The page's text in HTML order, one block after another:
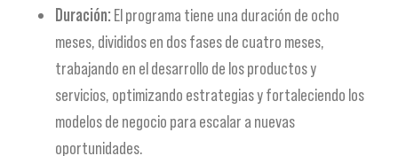
Duración: El programa tiene una duración de ocho
meses, divididos en dos fases de cuatro meses,
trabajando en el desarrollo de los productos y
servicios, optimizando estrategias y fortaleciendo los
modelos de negocio para escalar a nuevas
oportunidades.